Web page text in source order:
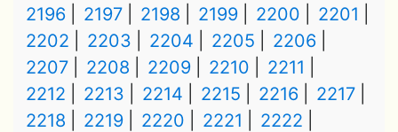
2196
2197 2198 2199 2200
2201
2202
2203 2204 2205
2206
2207
2208 2209 2210
2211
2212
2213 2214 2215 2216
2217
2218
2219 2220 2221
2222